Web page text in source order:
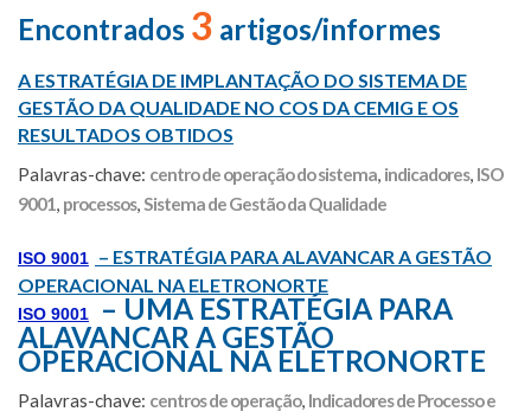
Encontrados 3 artigos/informes
A ESTRATÉGIA DE IMPLANTAÇÃO DO SISTEMA DE
GESTÃO DA QUALIDADE NO COS DA CEMIG E OS
RESULTADOS OBTIDOS
Palavras-chave: centro de operação do sistema, indicadores, ISO
9001, processos,Sistema de Gestão da Qualidade
ISO 9001 – ESTRATÉGIA PARA ALAVANCAR A GESTÃO
OPERACIONAL NA ELETRONORTE
ISO 9001
– UMA ESTRATÉGIA PARA
ALAVANCAR A GESTÃO
OPERACIONAL NA ELETRONORTE
Palavras-chave: centros de operação, Indicadores de Processo e